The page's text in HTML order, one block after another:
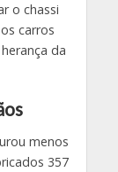
o chassi
carros
da
menos
357